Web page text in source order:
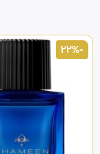
-22%